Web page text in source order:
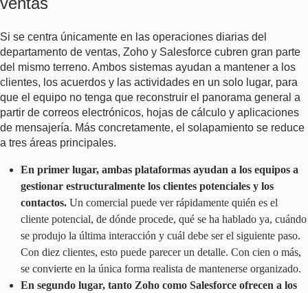
Si se centra únicamente en las operaciones diarias del
departamento de ventas, Zoho y Salesforce cubren gran parte
del mismo terreno. Ambos sistemas ayudan a mantener a los
clientes, los acuerdos y las actividades en un solo lugar, para
que el equipo no tenga que reconstruir el panorama general a
partir de correos electrónicos, hojas de cálculo y aplicaciones
de mensajería. Más concretamente, el solapamiento se reduce
a tres áreas principales.
En primer lugar, ambas plataformas ayudan a los equipos a
gestionar estructuralmente los clientes potenciales y los
contactos. Un comercial puede ver rápidamente quién es el
cliente potencial, de dónde procede, qué se ha hablado ya, cuándo
se produjo la última interacción y cuál debe ser el siguiente paso.
Con diez clientes, esto puede parecer un detalle. Con cien o más,
se convierte en la única forma realista de mantenerse organizado.
En segundo lugar, tanto Zoho como Salesforce ofrecen a los